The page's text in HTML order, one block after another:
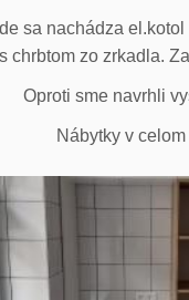
sa nachádza
s chrbtom zo zrkadla.
Oproti sme navrhli
Nábytky v